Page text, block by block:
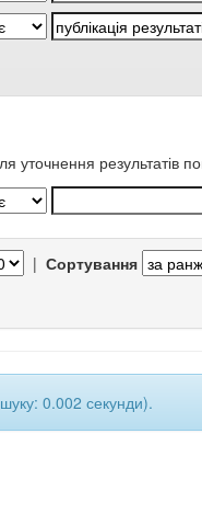
уточнення результатів
| Сортування
0.002 секунди).